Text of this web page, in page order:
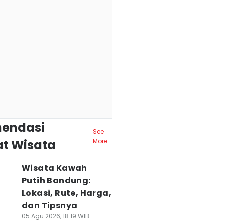
Wisata
See
More
Wisata Kawah
Putih Bandung:
Lokasi, Rute, Harga,
dan Tipsnya
05 Agu 2026, 18:19 WIB